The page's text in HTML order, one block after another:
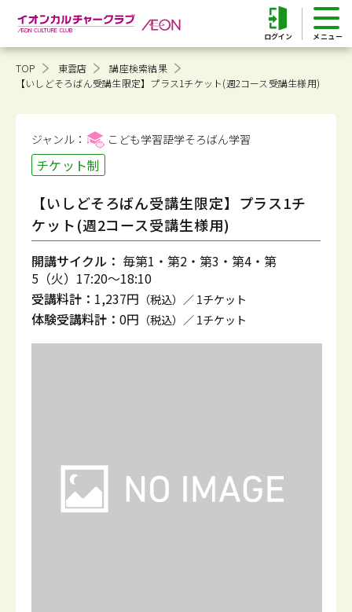
ログイン
TOP 東雲店
講座検索結果
【いしどそろばん受講生限定】プラス1チケット(週2コース受講生様用)
ジャンル： こども学習語学そろばん学習
チケット制
【いしどそろばん受講生限定】プラス1チ
ケット(週2コース受講生様用)
開講サイクル： 毎第1・第2・第3・第4・第
5（火）17:20～18:10
受講料計： 1,237円 （税込）／ 1チケット
体験受講料計： 0円 （税込）／ 1チケット